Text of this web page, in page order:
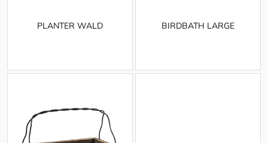
PLANTER WALD BIRDBATH LARGE